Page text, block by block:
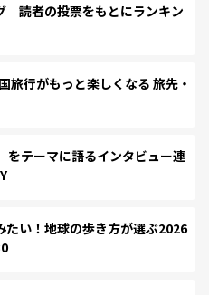
読者の投票をもとにランキン
行がもっと楽しくなる 旅先・
をテーマに語るインタビュー連
たい！地球の歩き方が選ぶ2026